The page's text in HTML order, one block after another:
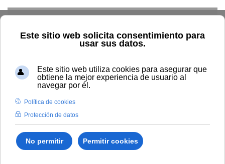
Home Fórmate en IA en la UNIA
Estudia
UNIA